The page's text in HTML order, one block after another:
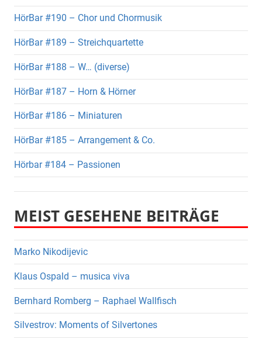
HörBar #190 – Chor und Chormusik
HörBar #189 – Streichquartette
HörBar #188 – W… (diverse)
HörBar #187 – Horn & Hörner
HörBar #186 – Miniaturen
HörBar #185 – Arrangement & Co.
Hörbar #184 – Passionen
MEIST GESEHENE BEITRÄGE
Marko Nikodijevic
Klaus Ospald – musica viva
Bernhard Romberg – Raphael Wallfisch
Silvestrov: Moments of Silvertones